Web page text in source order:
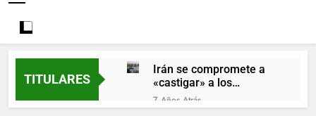
TITULARES
Irán se compromete a
«castigar» a los
responsables de
derribar un avión
7 Años Atrás